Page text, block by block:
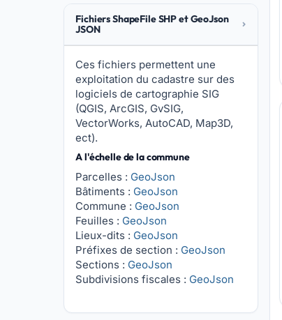
Fichiers ShapeFile SHP et GeoJson
JSON
Ces fichiers permettent une
exploitation du cadastre sur des
logiciels de cartographie SIG
(QGIS, ArcGIS, GvSIG,
VectorWorks, AutoCAD, Map3D,
ect).
A l'échelle de la commune
Parcelles : GeoJson
Bâtiments : GeoJson
Commune : GeoJson
Feuilles : GeoJson
Lieux-dits : GeoJson
Préfixes de section : GeoJson
Sections : GeoJson
Subdivisions fiscales : GeoJson